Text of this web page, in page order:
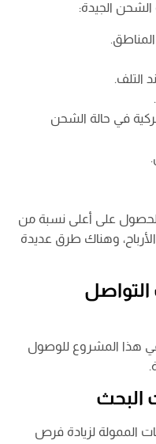
الجيدة:
التلف.
في حالة الشحن
الحصول على أعلى نسبة من
وهناك طرق عديدة
هذا المشروع للوصول
الممولة لزيادة فرص